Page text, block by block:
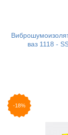
ваз 1118 -
-18%